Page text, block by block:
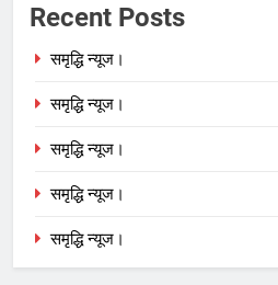
Recent Posts
समृद्धि न्यूज।
समृद्धि न्यूज।
समृद्धि न्यूज।
समृद्धि न्यूज।
समृद्धि न्यूज।